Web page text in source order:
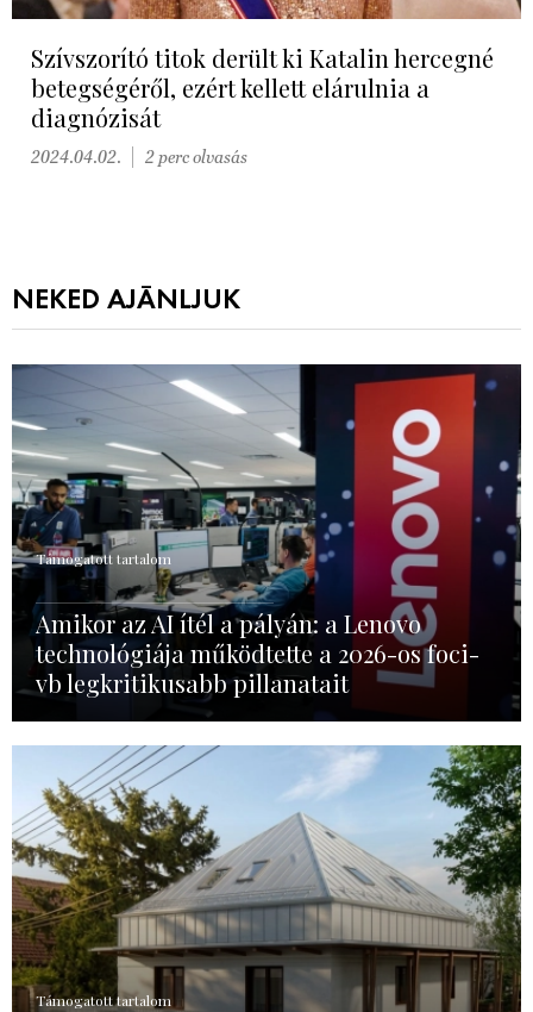
Szívszorító titok derült ki Katalin hercegné
betegségéről, ezért kellett elárulnia a
diagnózisát
2024.04.02. 2 perc olvasás
NEKED AJÁNLJUK
Támogatott tartalom
Amikor az AI ítél a pályán: a Lenovo
technológiája működtette a 2026-os foci-
vb legkritikusabb pillanatait
Támogatott tartalom